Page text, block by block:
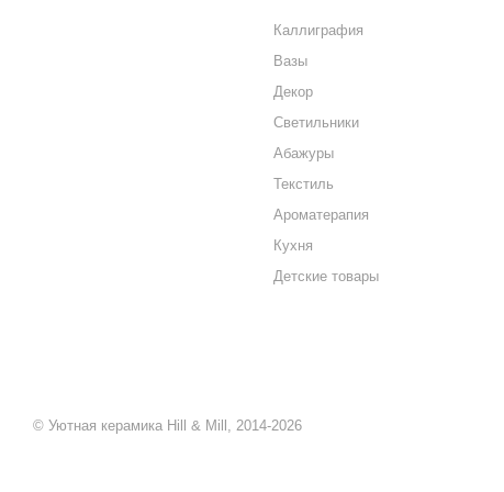
Каллиграфия
Вазы
Декор
Светильники
Абажуры
Текстиль
Ароматерапия
Кухня
Детские товары
© Уютная керамика Hill & Mill, 2014-2026